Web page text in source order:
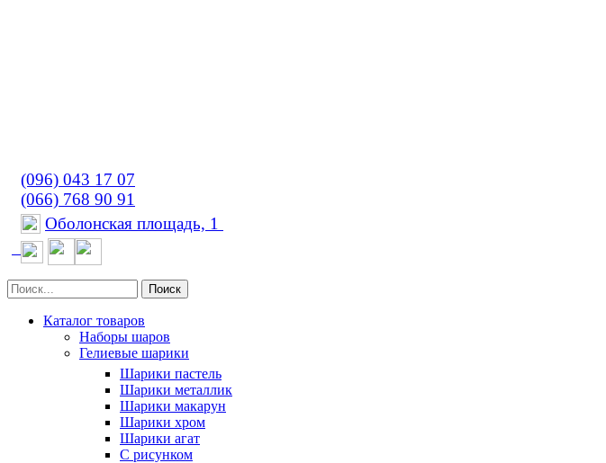
(096) 043 17 07
(066) 768 90 91
Оболонская площадь, 1
Поиск
Каталог товаров
Наборы шаров
Гелиевые шарики
Шарики пастель
Шарики металлик
Шарики макарун
Шарики хром
Шарики агат
С рисунком